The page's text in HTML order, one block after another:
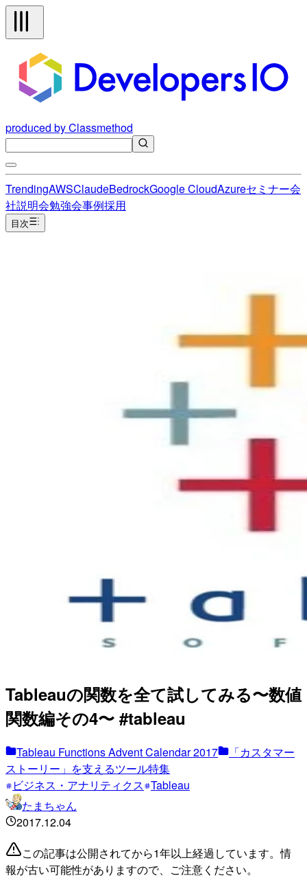
produced by Classmethod
TrendingAWSClaudeBedrockGoogle CloudAzureセミナー会
社説明会勉強会事例採用
目次
Tableauの関数を全て試してみる〜数値
関数編その4〜 #tableau
Tableau Functions Advent Calendar 2017
「カスタマー
ストーリー」を支えるツール特集
ビジネス・アナリティクス Tableau
たまちゃん
2017.12.04
この記事は公開されてから1年以上経過しています。情
報が古い可能性がありますので、ご注意ください。